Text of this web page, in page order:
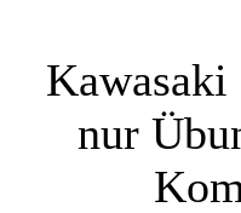
nur